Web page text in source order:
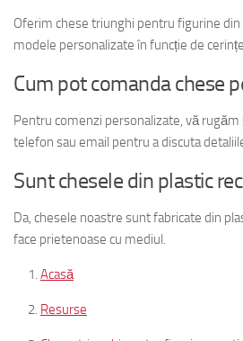
Oferim chese triunghi pentru figurine
modele personalizate în funcție de
Cum pot comanda chese
Pentru comenzi personalizate, vă rugăm
telefon sau email pentru a discuta
Sunt chesele din plastic
Da, chesele noastre sunt fabricate din
face prietenoase cu mediul.
Acasă
Resurse